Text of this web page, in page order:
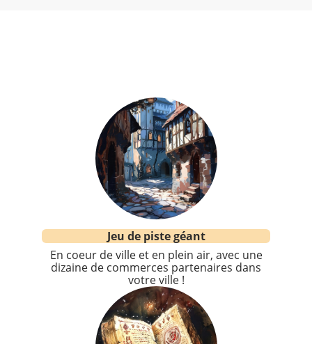
Jeu de piste géant
En coeur de ville et en plein air, avec une
dizaine de commerces partenaires dans
votre ville !